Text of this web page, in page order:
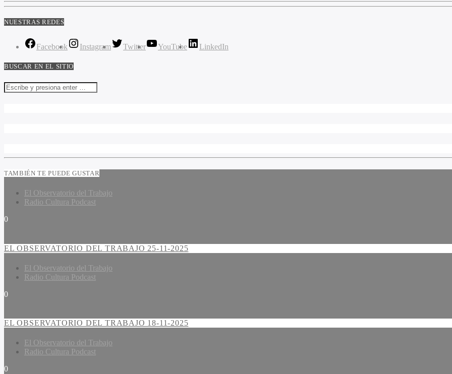
NUESTRAS REDES
Facebook Instagram Twitter YouTube LinkedIn
BUSCAR EN EL SITIO
TAMBIÉN TE PUEDE GUSTAR
El Observatorio del Trabajo
Radio Cultura Podcast
0
EL OBSERVATORIO DEL TRABAJO 25-11-2025
El Observatorio del Trabajo
Radio Cultura Podcast
0
EL OBSERVATORIO DEL TRABAJO 18-11-2025
El Observatorio del Trabajo
Radio Cultura Podcast
0